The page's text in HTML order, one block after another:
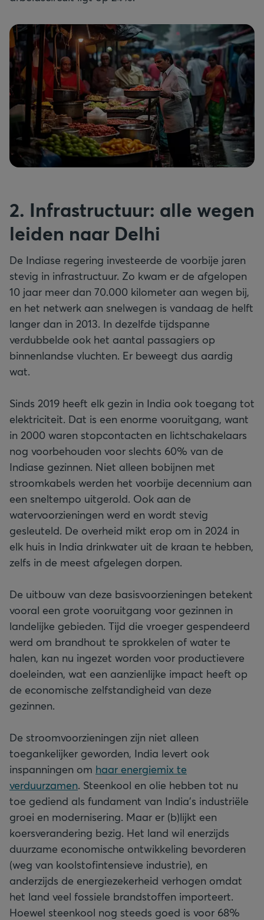
2. Infrastructuur: alle wegen
leiden naar Delhi
De Indiase regering investeerde de voorbije jaren
stevig in infrastructuur. Zo kwam er de afgelopen
10 jaar meer dan 70.000 kilometer aan wegen bij,
en het netwerk aan snelwegen is vandaag de helft
langer dan in 2013. In dezelfde tijdspanne
verdubbelde ook het aantal passagiers op
binnenlandse vluchten. Er beweegt dus aardig
wat.
Sinds 2019 heeft elk gezin in India ook toegang tot
elektriciteit. Dat is een enorme vooruitgang, want
in 2000 waren stopcontacten en lichtschakelaars
nog voorbehouden voor slechts 60% van de
Indiase gezinnen. Niet alleen bobijnen met
stroomkabels werden het voorbije decennium aan
een sneltempo uitgerold. Ook aan de
watervoorzieningen werd en wordt stevig
gesleuteld. De overheid mikt erop om in 2024 in
elk huis in India drinkwater uit de kraan te hebben,
zelfs in de meest afgelegen dorpen.
De uitbouw van deze basisvoorzieningen betekent
vooral een grote vooruitgang voor gezinnen in
landelijke gebieden. Tijd die vroeger gespendeerd
werd om brandhout te sprokkelen of water te
halen, kan nu ingezet worden voor productievere
doeleinden, wat een aanzienlijke impact heeft op
de economische zelfstandigheid van deze
gezinnen.
De stroomvoorzieningen zijn niet alleen
toegankelijker geworden, India levert ook
inspanningen om haar energiemix te
verduurzamen. Steenkool en olie hebben tot nu
toe gediend als fundament van India's industriële
groei en modernisering. Maar er (b)lijkt een
koersverandering bezig. Het land wil enerzijds
duurzame economische ontwikkeling bevorderen
(weg van koolstofintensieve industrie), en
anderzijds de energiezekerheid verhogen omdat
het land veel fossiele brandstoffen importeert.
Hoewel steenkool nog steeds goed is voor 68%